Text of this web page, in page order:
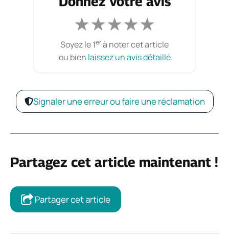
★★★★★
Soyez le 1erà noter cet article
ou bien laissez un avis détaillé
Signaler une erreur ou faire une réclamation
Partagez cet article maintenant !
Partager cet article